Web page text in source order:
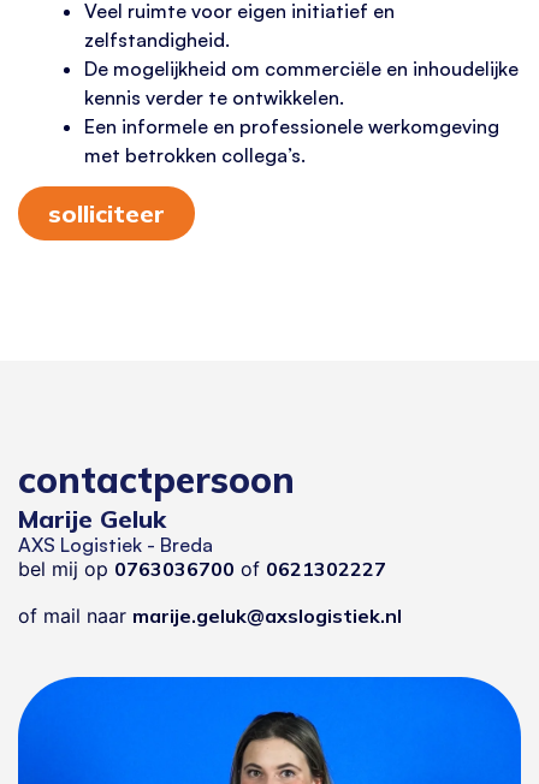
Veel ruimte voor eigen initiatief en
zelfstandigheid.
De mogelijkheid om commerciële en inhoudelijke
kennis verder te ontwikkelen.
Een informele en professionele werkomgeving
met betrokken collega’s.
solliciteer
contactpersoon
Marije Geluk
AXS Logistiek - Breda
bel mij op 0763036700 of 0621302227
of mail naar marije.geluk@axslogistiek.nl